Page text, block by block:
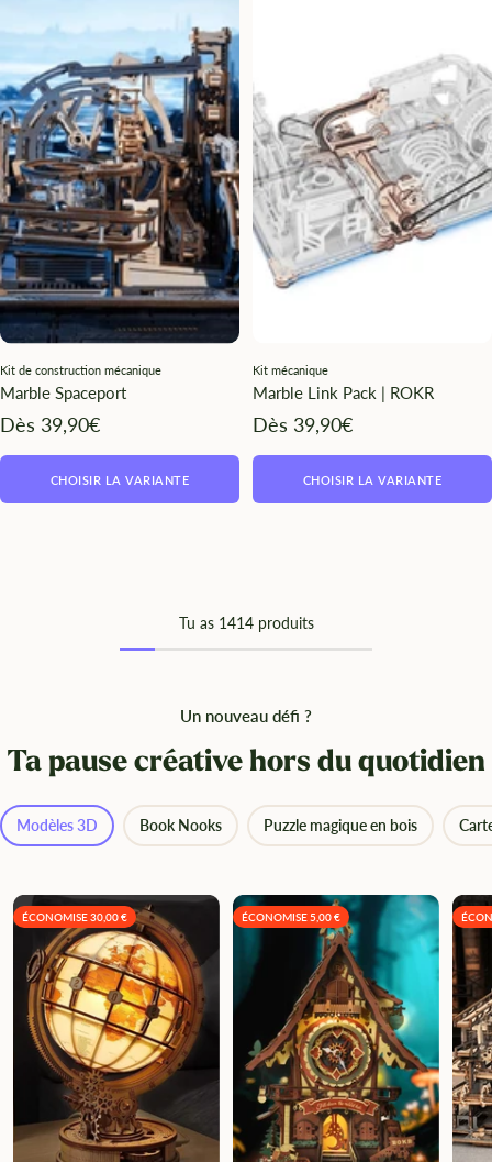
Kit de construction mécanique
Marble Spaceport
Angebotspreis
Dès 39,90€
CHOISIR LA VARIANTE
Kit mécanique
Marble Link Pack | ROKR
Angebotspreis
Dès 39,90€
CHOISIR LA VARIANTE
Tu as 1414 produits
Un nouveau défi ?
Ta pause créative hors du quotidien
Modèles 3D Book Nooks Puzzle magique en bois
ÉCONOMISE 30,00 € ÉCONOMISE 5,00 €